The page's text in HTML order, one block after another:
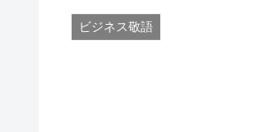
ビジネス敬語